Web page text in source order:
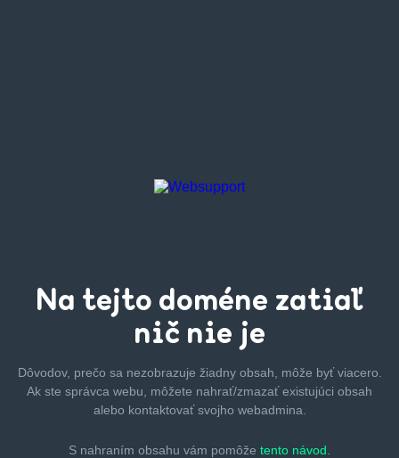
Na tejto doméne zatiaľ
nič nie je
Dôvodov, prečo sa nezobrazuje žiadny obsah, môže byťviacero.
Ak ste správca webu, môžete nahrať/zmazaťexistujúci obsah
alebo kontaktovať svojho webadmina.
S nahraním obsahu vám pomôže tento návod.